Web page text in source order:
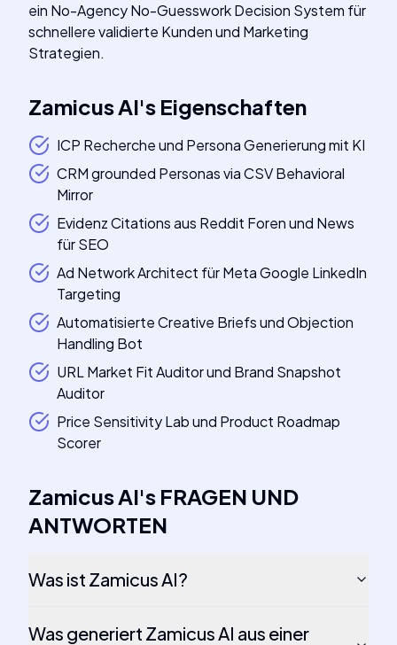
ein No-Agency No-Guesswork Decision System für
schnellere validierte Kunden und Marketing
Strategien.
Zamicus AI's Eigenschaften
ICP Recherche und Persona Generierung mit KI
CRM grounded Personas via CSV Behavioral
Mirror
Evidenz Citations aus Reddit Foren und News
für SEO
Ad Network Architect für Meta Google LinkedIn
Targeting
Automatisierte Creative Briefs und Objection
Handling Bot
URL Market Fit Auditor und Brand Snapshot
Auditor
Price Sensitivity Lab und Product Roadmap
Scorer
Zamicus AI's FRAGEN UND
ANTWORTEN
Was ist Zamicus AI?
Was generiert Zamicus AI aus einer